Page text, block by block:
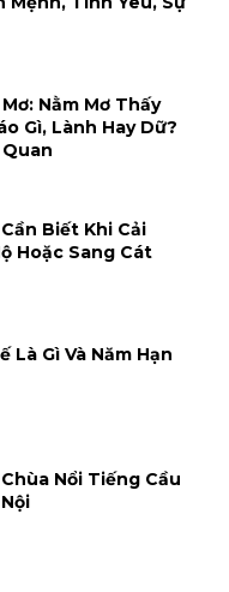
Nằm Mơ Thấy
Gì, Lành Hay Dữ?
Biết Khi Cải
Hoặc Sang Cát
Là Gì Và Năm Hạn
Nổi Tiếng Cầu